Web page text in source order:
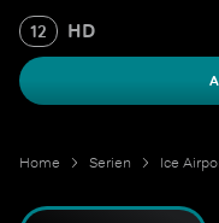
12 HD
Home Serien Ice